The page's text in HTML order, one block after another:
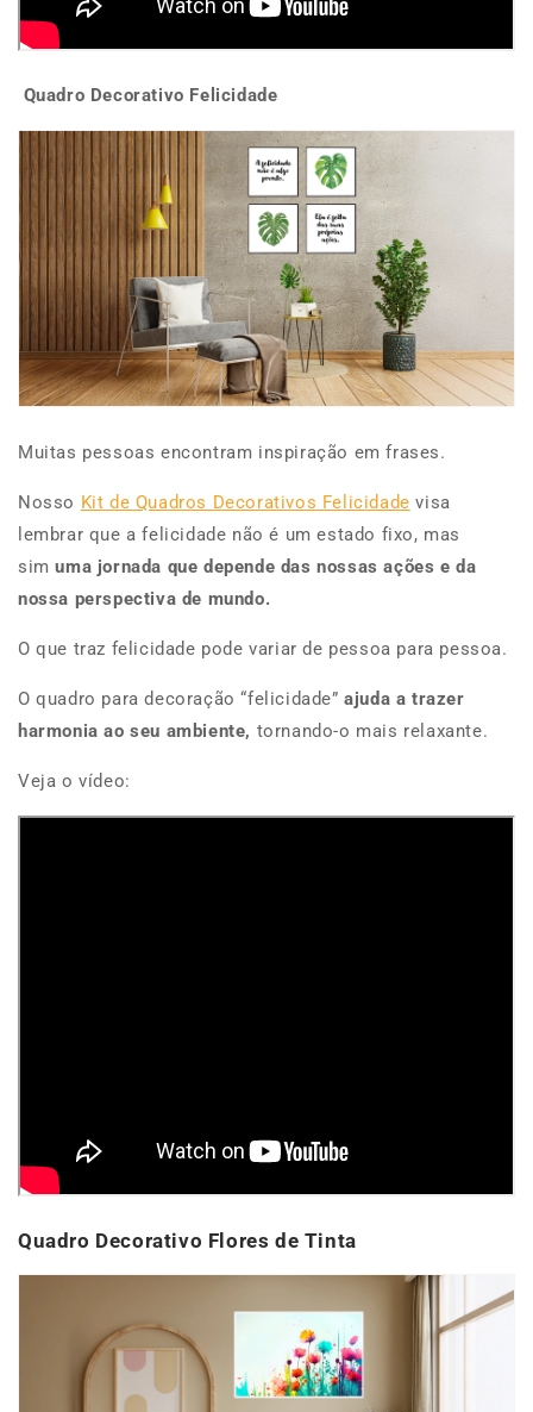
Quadro Decorativo Felicidade
Muitas pessoas encontram inspiração em frases.
Nosso Kit de Quadros Decorativos Felicidade visa
lembrar que a felicidade não é um estado fixo, mas
simuma jornada que depende das nossas ações e da
nossa perspectiva de mundo.
O que traz felicidade pode variar de pessoa para pessoa.
O quadro para decoração “felicidade”ajuda a trazer
harmonia ao seu ambiente, tornando-o mais relaxante.
Veja o vídeo:
Quadro Decorativo Flores de Tinta